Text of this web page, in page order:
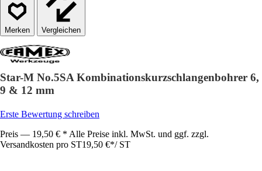
Vergleichen
Star-M No.5SA Kombinationskurzschlangenbohrer 6,
9 & 12 mm
Erste Bewertung schreiben
Preis — 19,50 € * Alle Preise inkl. MwSt. und ggf. zzgl.
Versandkosten pro ST19,50 €*/ ST